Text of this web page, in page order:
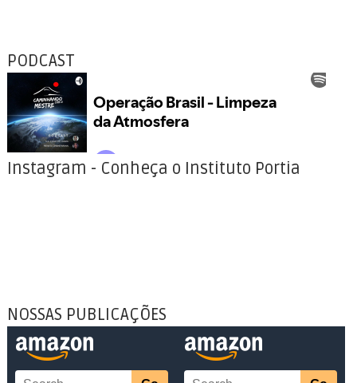
PODCAST
Instagram - Conheça o Instituto Portia
NOSSAS PUBLICAÇÕES